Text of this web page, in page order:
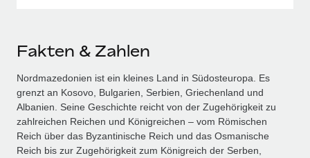
Fakten & Zahlen
Nordmazedonien ist ein kleines Land in Südosteuropa. Es
grenzt an Kosovo, Bulgarien, Serbien, Griechenland und
Albanien. Seine Geschichte reicht von der Zugehörigkeit zu
zahlreichen Reichen und Königreichen – vom Römischen
Reich über das Byzantinische Reich und das Osmanische
Reich bis zur Zugehörigkeit zum Königreich der Serben,